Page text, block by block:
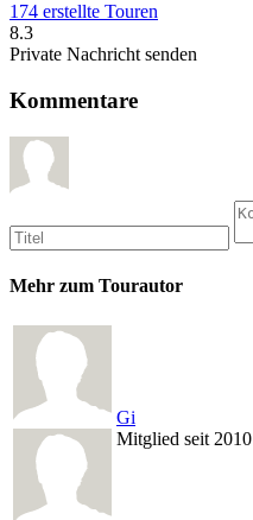
174 erstellte Touren
8.3
Private Nachricht senden
Kommentare
Mehr zum Tourautor
Gi
Mitglied seit 2010